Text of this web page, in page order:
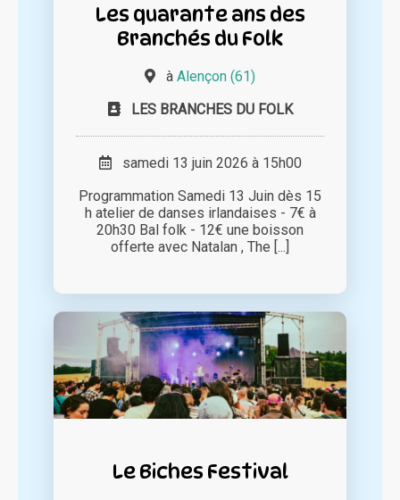
Les quarante ans des
Branchés du Folk
à Alençon (61)
LES BRANCHES DU FOLK
samedi 13 juin 2026 à 15h00
Programmation Samedi 13 Juin dès 15
h atelier de danses irlandaises - 7€ à
20h30 Bal folk - 12€ une boisson
offerte avec Natalan , The [...]
Le Biches Festival